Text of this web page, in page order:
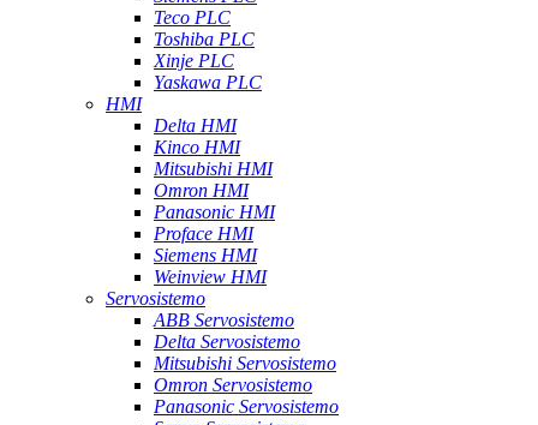
Teco PLC
Toshiba PLC
Xinje PLC
Yaskawa PLC
HMI
Delta HMI
Kinco HMI
Mitsubishi HMI
Omron HMI
Panasonic HMI
Proface HMI
Siemens HMI
Weinview HMI
Servosistemo
ABB Servosistemo
Delta Servosistemo
Mitsubishi Servosistemo
Omron Servosistemo
Panasonic Servosistemo